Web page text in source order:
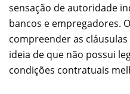
sensação de autoridade
bancos e empregadores.
compreender as
ideia de que não possui
condições contratuais